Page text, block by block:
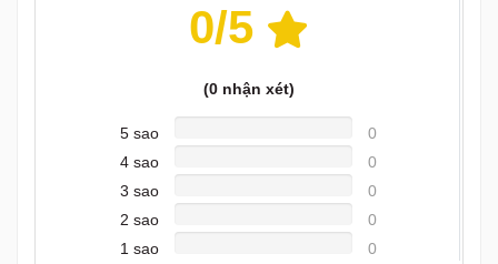
0/5
(0nhận xét)
5 sao
0
4 sao
0
3 sao
0
2 sao
0
1 sao
0